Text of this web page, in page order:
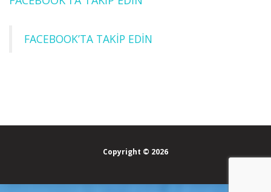
FACEBOOK’TA TAKİP EDİN
Copyright © 2026